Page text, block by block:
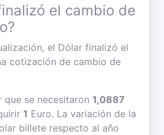
el cambio de
el Dólar finalizó el
cotización de cambio de
que se necesitaron 1,0887
1 Euro. La variación de la
billete respecto al año